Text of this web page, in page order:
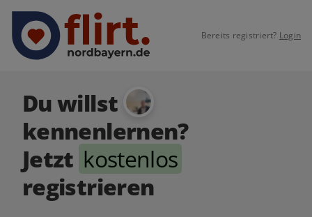
Bereits registriert? Login
Du willst
kennenlernen?
Jetzt kostenlos
registrieren